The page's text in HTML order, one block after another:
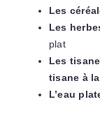
Les
Les
plat
Les
tisane à
L’eau